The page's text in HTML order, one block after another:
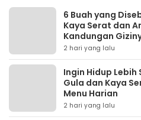
6 Buah yang
Kaya Serat dan
Kandungan
2 hari yang lalu
Ingin Hidup Lebih
Gula dan Kaya
Menu Harian
2 hari yang lalu